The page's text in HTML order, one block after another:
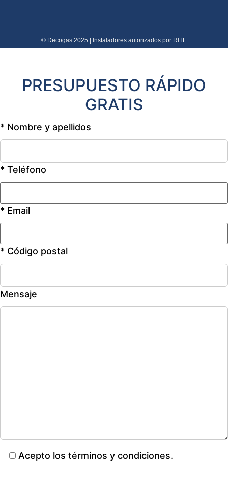
© Decogas 2025 | Instaladores autorizados por RITE
PRESUPUESTO RÁPIDO
GRATIS
* Nombre y apellidos
* Teléfono
* Email
* Código postal
Mensaje
Acepto los términos y condiciones.